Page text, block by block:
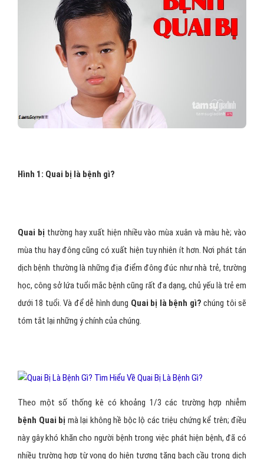
Hình 1: Quai bị là bệnh gì?
Quai bị thường hay xuất hiện nhiều vào mùa xuân và màu hè; vào
mùa thu hay đông cũng có xuất hiện tuy nhiên ít hơn. Nơi phát tán
dịch bệnh thường là những địa điểm đông đúc như nhà trẻ, trường
học, công sở lứa tuổi mắc bệnh cũng rất đa dạng, chủ yếu là trẻ em
dưới 18 tuổi. Và để dễ hình dung Quai bị là bệnh gì? chúng tôi sẽ
tóm tắt lại những ý chính của chúng.
Theo một số thống kê có khoảng 1/3 các trường hợp nhiễm
bệnh Quai bị mà lại không hề bộc lộ các triệu chứng kể trên; điều
này gây khó khăn cho người bệnh trong việc phát hiện bệnh, đã có
nhiều trường hợp từ vong do hiện tượng tăng bạch cầu trong dịch